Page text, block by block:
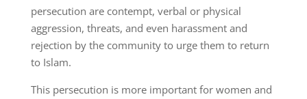
persecution are contempt, verbal or physical
aggression, threats, and even harassment and
rejection by the community to urge them to return
to Islam.
This persecution is more important for women and